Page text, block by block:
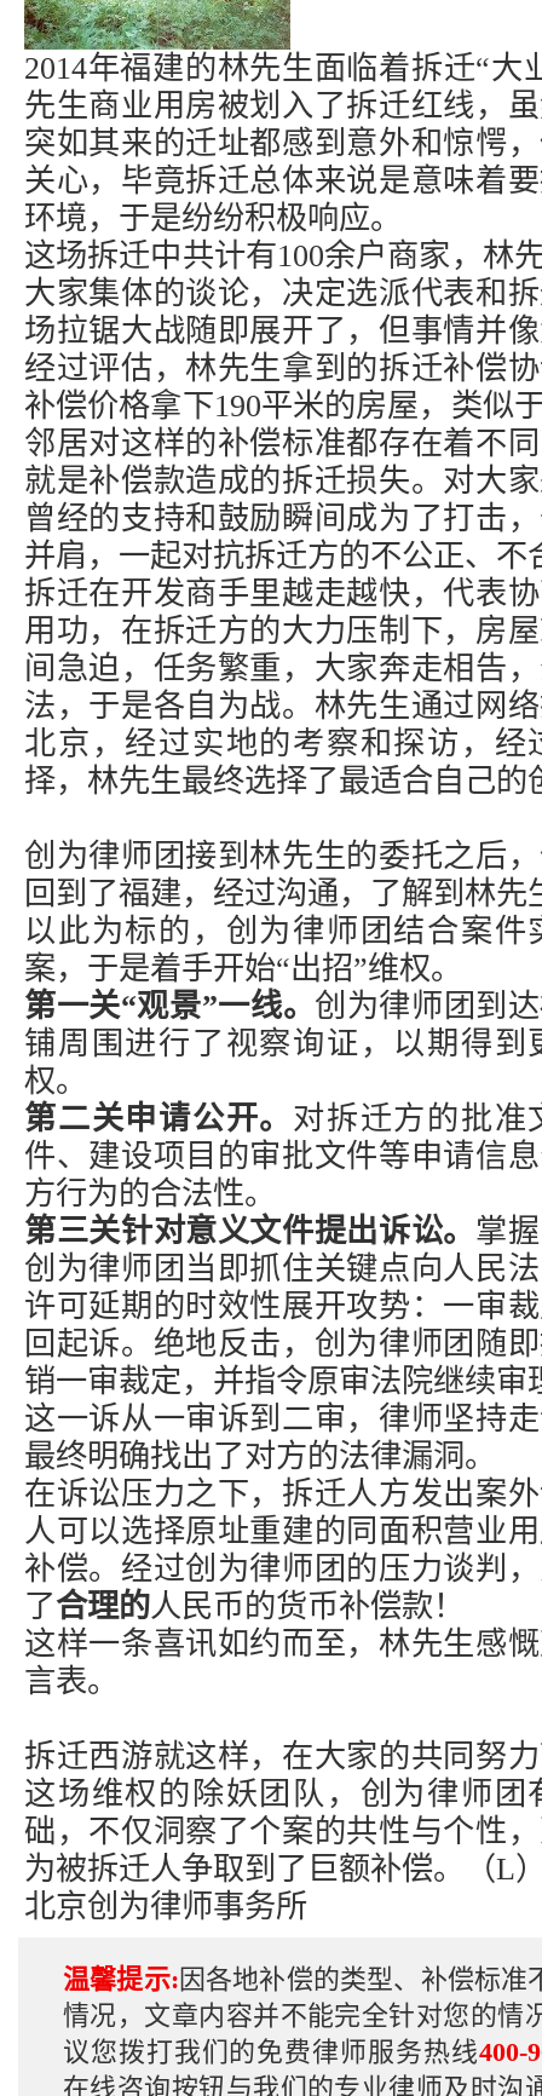
2014年福建的林先生面临着拆迁“大
先生商业用房被划入了拆迁红线，
突如其来的迁址都感到意外和惊愕
关心，毕竟拆迁总体来说是意味着
环境，于是纷纷积极响应。
这场拆迁中共计有100余户商家，林
大家集体的谈论，决定选派代表和
场拉锯大战随即展开了，但事情并
经过评估，林先生拿到的拆迁补偿
补偿价格拿下190平米的房屋，类似
邻居对这样的补偿标准都存在着不
就是补偿款造成的拆迁损失。对大
曾经的支持和鼓励瞬间成为了打击
并肩，一起对抗拆迁方的不公正、不
拆迁在开发商手里越走越快，代表
用功，在拆迁方的大力压制下，房
间急迫，任务繁重，大家奔走相告
法，于是各自为战。林先生通过网
北京，经过实地的考察和探访，经
择，林先生最终选择了最适合自己的
创为律师团接到林先生的委托之后
回到了福建，经过沟通，了解到林先
以此为标的，创为律师团结合案
案，于是着手开始“出招”维权。
第一关“观景”一线。 创为律师团到
铺周围进行了视察询证，以期得到
权。
第二关申请公开。 对拆迁方的批准
件、建设项目的审批文件等申请信
方行为的合法性。
第三关针对意义文件提出诉讼。 掌
创为律师团当即抓住关键点向人民
许可延期的时效性展开攻势：一审
回起诉。绝地反击，创为律师团随
销一审裁定，并指令原审法院继续审
这一诉从一审诉到二审，律师坚持
最终明确找出了对方的法律漏洞。
在诉讼压力之下，拆迁人方发出案
人可以选择原址重建的同面积营业
补偿。经过创为律师团的压力谈判
了合理的人民币的货币补偿款！
这样一条喜讯如约而至，林先生感
言表。
拆迁西游就这样，在大家的共同努
这场维权的除妖团队，创为律师团
础，不仅洞察了个案的共性与个性
为被拆迁人争取到了巨额补偿。（L
北京创为律师事务所
温馨提示:因各地补偿的类型、补偿标准
情况，文章内容并不能完全针对您的情
议您拨打我们的免费律师服务热线400-
在线咨询按钮与我们的专业律师及时沟